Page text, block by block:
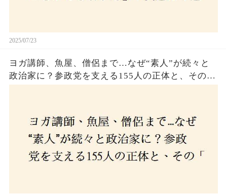
2025/07/23
ヨガ講師、魚屋、僧侶まで…なぜ“素人”が続々と
政治家に？参政党を支える155人の正体と、その